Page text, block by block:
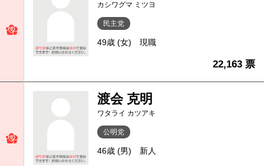
カシワグマ ミツヨ
民主党
49歳 (女) 現職
22,163 票
渡会 克明
ワタライ カツアキ
公明党
46歳 (男) 新人